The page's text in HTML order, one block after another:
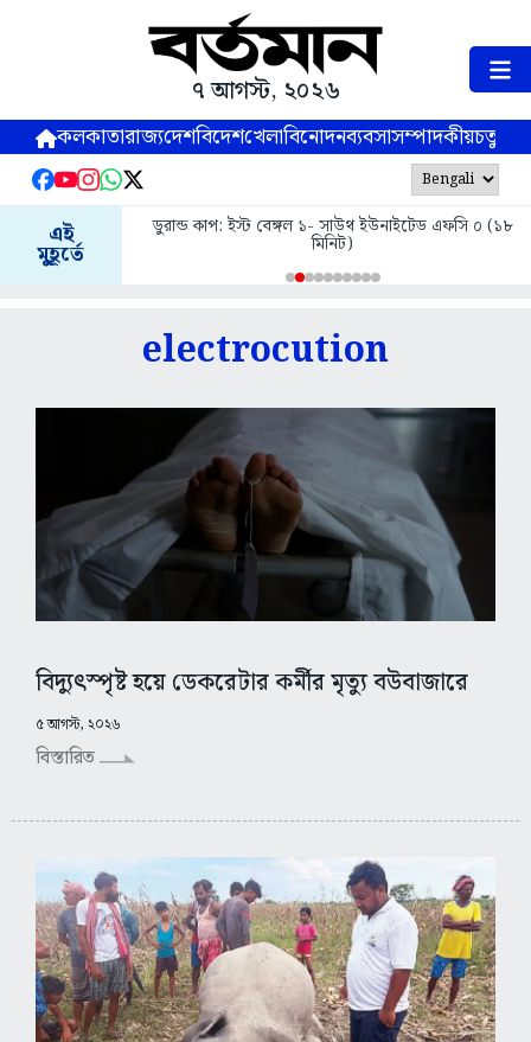
৭ আগস্ট, ২০২৬
কলকাতারাজ্যদেশবিদেশখেলাবিনোদনব্যবসাসম্পাদকীয়
এই
মুহূর্তে
১- সাউথ ইউনাইটেড এফসি ০ (১৮
মিনিট)
সদ্যোজাতর মৃত্যু, উত্তেজনা জলপাইগুড়ির
electrocution
বিদ্যুৎস্পৃষ্ট হয়ে ডেকরেটার কর্মীর মৃত্যু বউবাজারে
৫ আগস্ট, ২০২৬
বিস্তারিত